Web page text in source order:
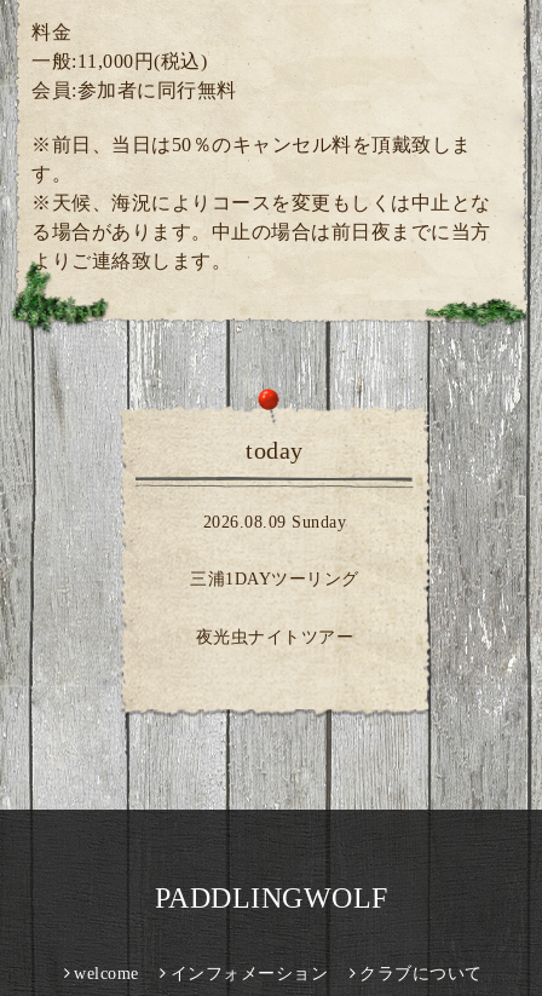
料金
一般:11,000円(税込)
会員:参加者に同行無料
※前日、当日は50％のキャンセル料を頂戴致しま
す。
※天候、海況によりコースを変更もしくは中止とな
る場合があります。中止の場合は前日夜までに当方
よりご連絡致します。
today
2026.08.09 Sunday
三浦1DAYツーリング
夜光虫ナイトツアー
PADDLINGWOLF
welcome インフォメーション クラブについて